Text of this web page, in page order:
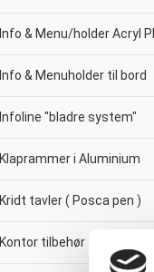
Info & Menu/holder Acryl
Info & Menuholder til bord
Infoline "bladre system"
Klaprammer i Aluminium
Kridt tavler ( Posca pen )
Kontor tilbehør